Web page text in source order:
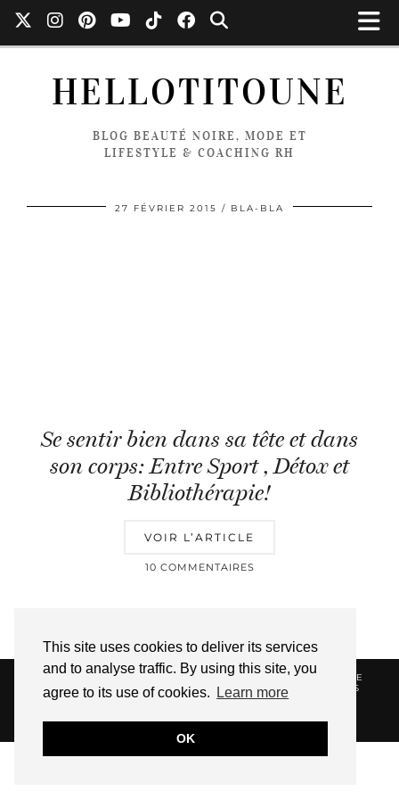
This site uses cookies to deliver its services
and to analyse traffic. By using this site, you
agree to its use of cookies.
Learn more
OK
HELLOTITOUNE
BLOG BEAUTÉ NOIRE, MODE ET
LIFESTYLE & COACHING RH
27 FÉVRIER 2015 BLA-BLA
Se sentir bien dans sa tête et dans
son corps: Entre Sport , Détox et
Bibliothérapie!
VOIR L’ARTICLE
10 COMMENTAIRES
HELLOTITOUNE CONTACT
POLITIQUE DE
CONFIDENTIALITÉ
VUE DANS LA PRESSE
LIENS
AFFILIES
WEBSITE DESIGN BYpipdig